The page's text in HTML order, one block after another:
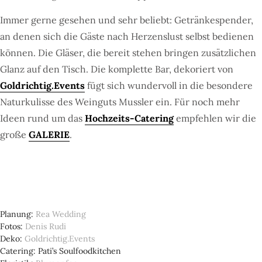
Immer gerne gesehen und sehr beliebt: Getränkespender,
an denen sich die Gäste nach Herzenslust selbst bedienen
können. Die Gläser, die bereit stehen bringen zusätzlichen
Glanz auf den Tisch. Die komplette Bar, dekoriert von
Goldrichtig.Events fügt sich wundervoll in die besondere
Naturkulisse des Weinguts Mussler ein. Für noch mehr
Ideen rund um das Hochzeits-Cateringempfehlen wir die
große GALERIE.
Planung Rea Wedding
Fotos Denis Rudi
Deko Goldrichtig.Events
Catering Pati’s Soulfoodkitchen